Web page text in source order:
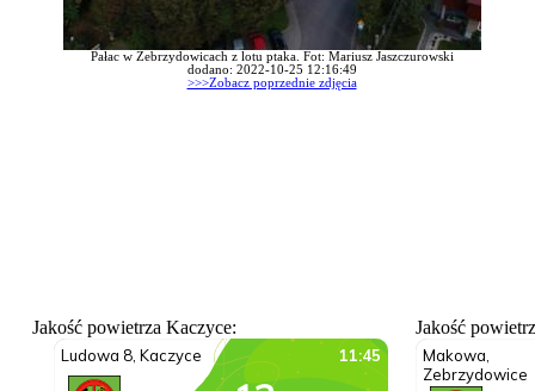
Pałac w Zebrzydowicach z lotu ptaka. Fot: Mariusz Jaszczurowski
dodano: 2022-10-25 12:16:49
>>>Zobacz poprzednie zdjęcia
Jakość powietrza Kaczyce: Jakość